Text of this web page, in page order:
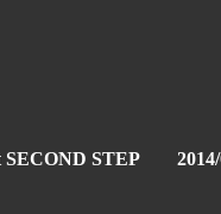
STEP 2014/